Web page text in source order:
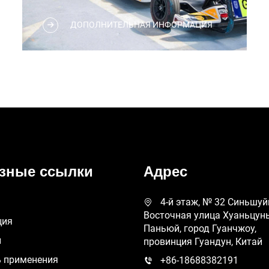
Flying Kart Club — это вновь возникший
бренд досуга и развлечений на местном
рынке, который уже на ранних стадиях
ДОПОЛНИТЕЛЬНАЯ ИНФОРМАЦИЯ
ссылки
применения
Адрес
4-й этаж, № 32
Восточная улица
Паньюй, город Гуанчжоу,
провинция Гуандун, Китай
+86-18688382191